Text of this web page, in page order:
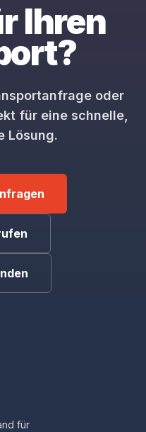
Ihren
oder
für eine schnelle,
Lösung.
für